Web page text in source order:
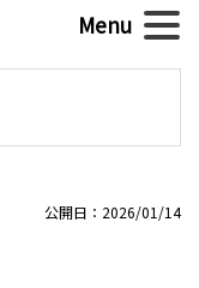
公開日：2026/01/14